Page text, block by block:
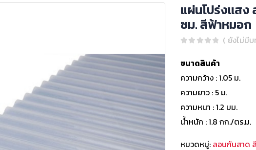
แผ่นโปร่งแสง
ซม. สีฟ้าหมอก
( ยังไม่มี
ขนาดสินค้า
ความกว้าง : 1.05 ม.
ความยาว : 5 ม.
ความหนา : 1.2 มม.
น้ำหนัก : 1.8 กก./ตร.ม.
หมวดหมู่: ลอนกันสาด